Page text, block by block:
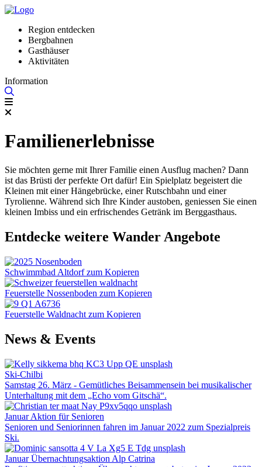
Region entdecken
Bergbahnen
Gasthäuser
Aktivitäten
Information
Familienerlebnisse
Sie möchten gerne mit Ihrer Familie einen Ausflug machen? Dann
ist das Brüsti der perfekte Ort dafür! Ein Spielplatz begeistert die
Kleinen mit einer Hängebrücke, einer Rutschbahn und einer
Tyrolienne. Während sich Ihre Kinder austoben, geniessen Sie einen
kleinen Imbiss und ein erfrischendes Getränk im Berggasthaus.
Entdecke weitere Wander Angebote
Schwimmbad Altdorf zum Kopieren
Feuerstelle Nossenboden zum Kopieren
Feuerstelle Waldnacht zum Kopieren
News & Events
Ski-Chilbi
Samstag 26. März - Gemütliches Beisammensein bei musikalischer
Unterhaltung mit dem „Echo vom Gitschä“.
Januar Aktion für Senioren
Senioren und Seniorinnen fahren im Januar 2022 zum Spezialpreis
Ski.
Januar Übernachtungsaktion Alp Catrina